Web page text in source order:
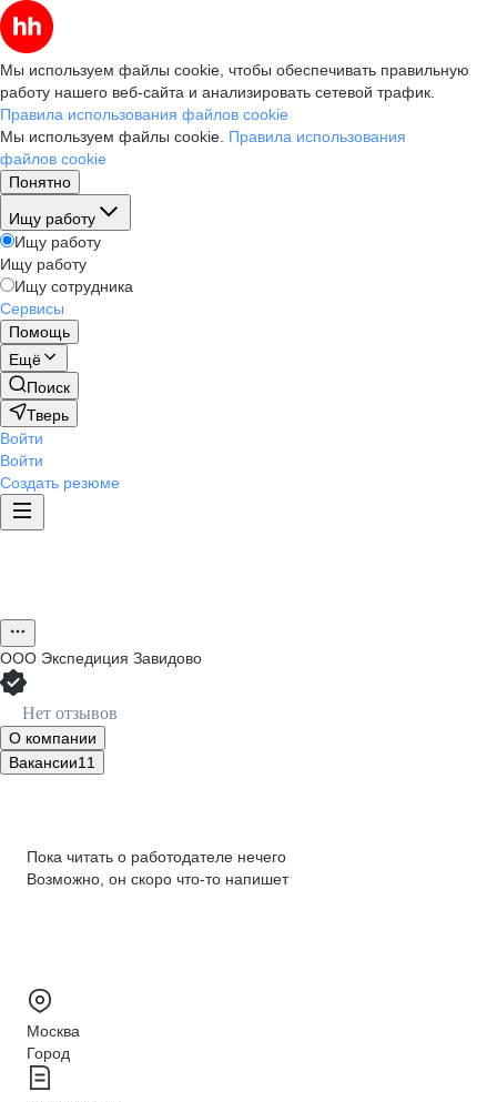
Мы используем файлы cookie, чтобы обеспечивать правильную
работу нашего веб-сайта и анализировать сетевой трафик.
Правила использования файлов cookie
Мы используем файлы cookie. Правила использования
файлов cookie
Понятно
Ищу работу
Ищу работу
Ищу работу
Ищу сотрудника
Сервисы
Помощь
Ещё
Поиск
Тверь
Войти
Войти
Создать резюме
ООО Экспедиция Завидово
Нет отзывов
О компании
Вакансии11
Пока читать о работодателе нечего
Возможно, он скоро что‑то напишет
Москва
Город